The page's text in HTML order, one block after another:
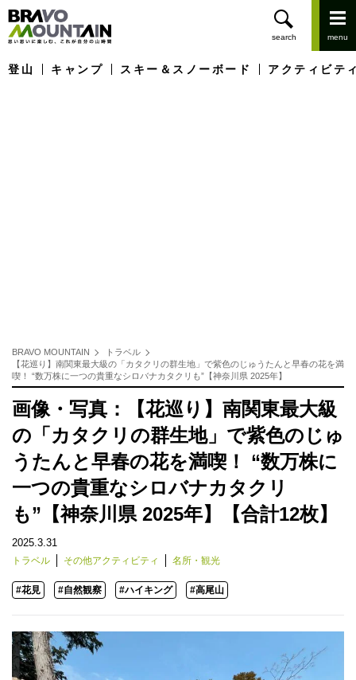
登山 キャンプ スキー＆スノーボード アクティビテ
BRAVO MOUNTAIN
トラベル
【花巡り】南関東最大級の「カタクリの群生地」で紫色のじゅうたんと早春の花を満
喫！ “数万株に一つの貴重なシロバナカタクリも”【神奈川県 2025年】
画像・写真：【花巡り】南関東最大級
の「カタクリの群生地」で紫色のじゅ
うたんと早春の花を満喫！ “数万株に
一つの貴重なシロバナカタクリ
も”【神奈川県 2025年】【合計12枚】
2025.3.31
トラベル その他アクティビティ 名所・観光
#花見 #自然観察 #ハイキング #高尾山